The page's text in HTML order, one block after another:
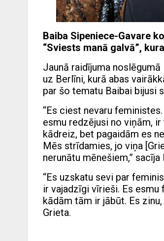
Baiba Sipeniece-Gavare
“Sviests manā galvā”,
Jaunā raidījuma
uz Berlīni, kurā abas
par šo tematu Baibai bijusi
“Es ciest nevaru
esmu redzējusi no viņām,
kādreiz, bet pagaidām es
Mēs strīdamies, jo viņa
nerunātu mēnešiem,”
“Es uzskatu sevi par
ir vajadzīgi vīrieši. Es esmu
kādām tām ir jābūt. Es
Grieta.